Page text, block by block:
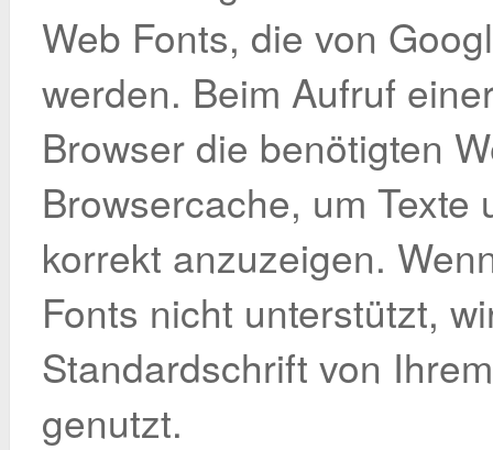
Web Fonts, die von
werden. Beim Aufruf
Browser die benötigten
Browsercache, um Texte
korrekt anzuzeigen.
Fonts nicht unterstützt,
Standardschrift von
genutzt.